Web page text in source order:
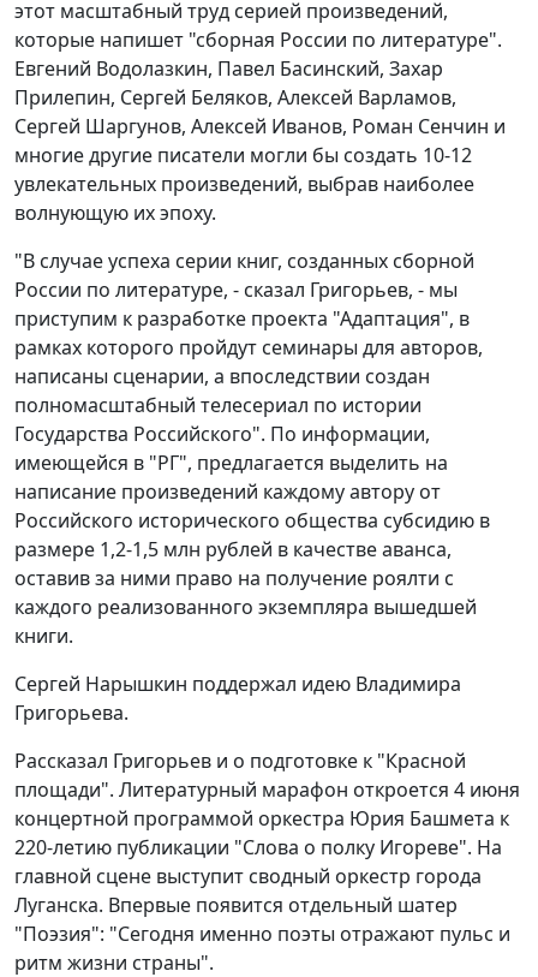
этот масштабный труд серией произведений,
которые напишет "сборная России по литературе".
Евгений Водолазкин, Павел Басинский, Захар
Прилепин, Сергей Беляков, Алексей Варламов,
Сергей Шаргунов, Алексей Иванов, Роман Сенчин и
многие другие писатели могли бы создать 10-12
увлекательных произведений, выбрав наиболее
волнующую их эпоху.
"В случае успеха серии книг, созданных сборной
России по литературе, - сказал Григорьев, - мы
приступим к разработке проекта "Адаптация", в
рамках которого пройдут семинары для авторов,
написаны сценарии, а впоследствии создан
полномасштабный телесериал по истории
Государства Российского". По информации,
имеющейся в "РГ", предлагается выделить на
написание произведений каждому автору от
Российского исторического общества субсидию в
размере 1,2-1,5 млн рублей в качестве аванса,
оставив за ними право на получение роялти с
каждого реализованного экземпляра вышедшей
книги.
Сергей Нарышкин поддержал идею Владимира
Григорьева.
Рассказал Григорьев и о подготовке к "Красной
площади". Литературный марафон откроется 4 июня
концертной программой оркестра Юрия Башмета к
220-летию публикации "Слова о полку Игореве". На
главной сцене выступит сводный оркестр города
Луганска. Впервые появится отдельный шатер
"Поэзия": "Сегодня именно поэты отражают пульс и
ритм жизни страны".